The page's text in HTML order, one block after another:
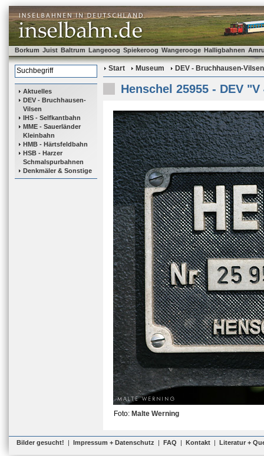
Borkum Juist Baltrum Langeoog Spiekeroog Wangerooge Halligbahnen
Aktuelles
DEV - Bruchhausen-
Vilsen
IHS - Selfkantbahn
MME - Sauerländer
Kleinbahn
HMB - Härtsfeldbahn
HSB - Harzer
Schmalspurbahnen
Denkmäler & Sonstige
Start Museum DEV - Bruchhausen-Vilsen
Henschel 25955 - DEV "V
Foto: Malte Werning
Bilder gesucht! | Impressum + Datenschutz | FAQ | Kontakt | Literatur +